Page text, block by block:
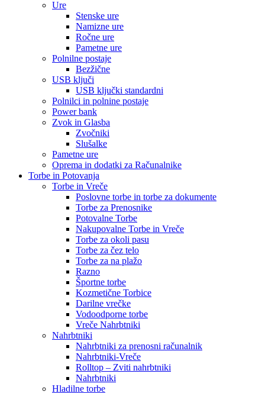
Ure
Stenske ure
Namizne ure
Ročne ure
Pametne ure
Polnilne postaje
Bezžične
USB ključi
USB ključki standardni
Polnilci in polnine postaje
Power bank
Zvok in Glasba
Zvočniki
Slušalke
Pametne ure
Oprema in dodatki za Računalnike
Torbe in Potovanja
Torbe in Vreče
Poslovne torbe in torbe za dokumente
Torbe za Prenosnike
Potovalne Torbe
Nakupovalne Torbe in Vreče
Torbe za okoli pasu
Torbe za čez telo
Torbe za na plažo
Razno
Športne torbe
Kozmetične Torbice
Darilne vrečke
Vodoodporne torbe
Vreče Nahrbtniki
Nahrbtniki
Nahrbtniki za prenosni računalnik
Nahrbtniki-Vreče
Rolltop – Zviti nahrbtniki
Nahrbtniki
Hladilne torbe